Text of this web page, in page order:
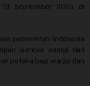
19 September 2025 di
pemerintah Indonesia
sumber energi dari
petaka bagi warga dan